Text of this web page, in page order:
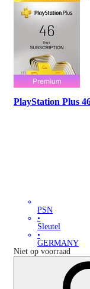
PlayStation Plus
PSN
•
Sleutel
•
GERMANY
Niet op voorraad